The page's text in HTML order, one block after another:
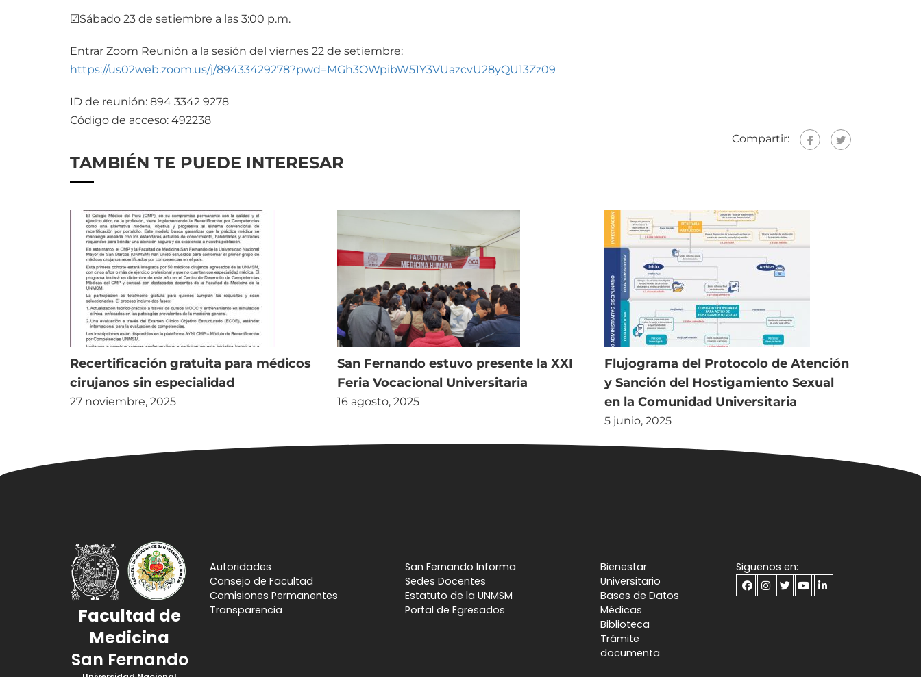
☑Sábado 23 de setiembre a las 3:00 p.m.
Entrar Zoom Reunión a la sesión del viernes 22 de setiembre:
https://us02web.zoom.us/j/89433429278?pwd=MGh3OWpibW51Y3VUazcvU28yQU13Zz09
ID de reunión: 894 3342 9278
Código de acceso: 492238
Compartir:
TAMBIÉN TE PUEDE INTERESAR
Recertificación gratuita para médicos
cirujanos sin especialidad
27 noviembre, 2025
San Fernando estuvo presente la XXI
Feria Vocacional Universitaria
16 agosto, 2025
Flujograma del Protocolo de Atención
y Sanción del Hostigamiento Sexual
en la Comunidad Universitaria
5 junio, 2025
Facultad de
Medicina
San Fernando
Autoridades
Consejo de Facultad
Comisiones Permanentes
Transparencia
San Fernando Informa
Sedes Docentes
Estatuto de la UNMSM
Portal de Egresados
Bienestar
Universitario
Bases de Datos
Médicas
Biblioteca
Trámite
documenta
Siguenos en: